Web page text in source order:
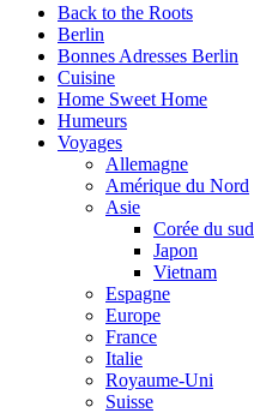
Back to the Roots
Berlin
Bonnes Adresses Berlin
Cuisine
Home Sweet Home
Humeurs
Voyages
Allemagne
Amérique du Nord
Asie
Corée du sud
Japon
Vietnam
Espagne
Europe
France
Italie
Royaume-Uni
Suisse